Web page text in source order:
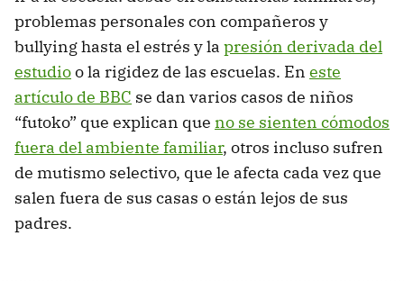
problemas personales con compañeros y
bullying hasta el estrés y la presión derivada del
estudioo la rigidez de las escuelas. En este
artículo de BBC se dan varios casos de niños
“futoko” que explican que no se sienten cómodos
fuera del ambiente familiar, otros incluso sufren
de mutismo selectivo, que le afecta cada vez que
salen fuera de sus casas o están lejos de sus
padres.